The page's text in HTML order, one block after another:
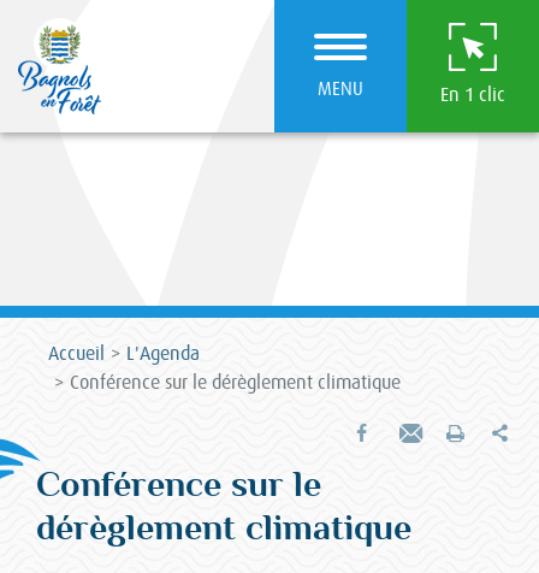
MENU En 1 clic
Accueil
L'Agenda
Conférence sur le dérèglement climatique
Partager sur Facebook
Envoyer par e-mail
Imprimer
Conférence sur le
dérèglement climatique